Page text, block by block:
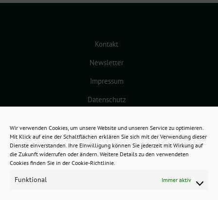
Wir verwenden Cookies, um unsere Website und unseren Service zu optimieren.
Mit Klick auf eine der Schaltflächen erklären Sie sich mit der Verwendung dieser
Dienste einverstanden. Ihre Einwilligung können Sie jederzeit mit Wirkung auf
die Zukunft widerrufen oder ändern. Weitere Details zu den verwendeten
Cookies finden Sie in der Cookie-Richtlinie.
Funktional Immer aktiv
Kontakt
Newsletter
Impressum
Datenschutz